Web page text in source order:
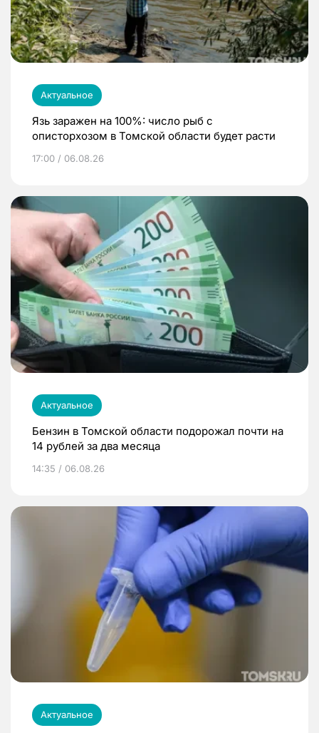
Актуальное
Язь заражен на 100%: число рыб с
описторхозом в Томской области будет расти
17:00 / 06.08.26
Актуальное
Бензин в Томской области подорожал почти на
14 рублей за два месяца
14:35 / 06.08.26
Актуальное